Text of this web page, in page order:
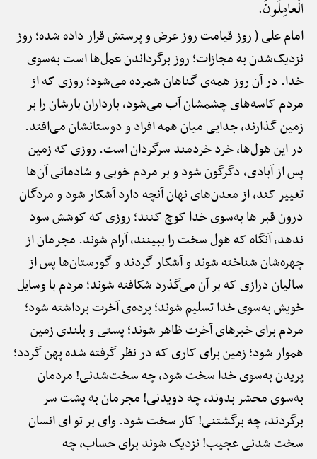
الْعامِلُونَ.
امام علی ( روز قیامت روز عرض و پرستش قرار داده شده؛ روز
نزدیک‌شدن به مجازات؛ روز برگرداندن عمل‌ها است به‌سوی
خدا. در آن روز همه‌ی گناهان شمرده می‌شود؛ روزی که از
مردم کاسه‌های چشمشان آب می‌شود، بارداران بارشان را بر
زمین گذارند، جدایی میان همه افراد و دوستانشان می‌افتد.
در این هول‌ها، خرد خردمند سرگردان است. روزی که زمین
پس از آبادی، دگرگون شود و بر مردم خوبی و شادمانی آن‌ها
تغییر کند، از معدن‌های نهان آنچه دارد آشکار شود و مردگان
درون قبر ها به‌سوی خدا کوچ کنند؛ روزی که کوشش سود
ندهد، آنگاه که هول سخت را ببینند، آرام شوند. مجرمان از
چهره‌شان شناخته شوند و آشکار گردند و گورستان‌ها پس از
سالیان درازی که بر آن می‌گذرد شکافته شوند؛ مردم با وسایل
خویش به‌سوی خدا تسلیم شوند؛ پرده‌ی آخرت برداشته شود؛
مردم برای خبرهای آخرت ظاهر شوند؛ پستی و بلندی زمین
هموار شود؛ زمین برای کاری که در نظر گرفته شده پهن گردد؛
پریدن به‌سوی خدا سخت شود، چه سخت‌شدنی! مردمان
به‌سوی محشر بدوند، چه دویدنی! مجرمان به پشت سر
برگردند، چه برگشتنی! کار سخت شود. وای بر تو ای انسان
سخت شدنی عجیب! نزدیک شوند برای حساب، چه